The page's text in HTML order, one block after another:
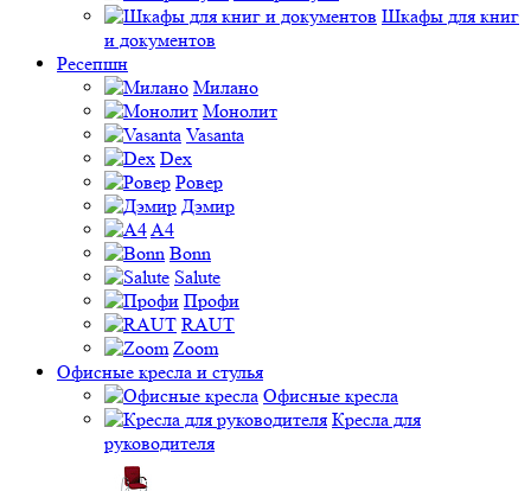
Шкафы для книг
и документов
Ресепшн
Милано
Монолит
Vasanta
Dex
Ровер
Дэмир
A4
Bonn
Salute
Профи
RAUT
Zoom
Офисные кресла и стулья
Офисные кресла
Кресла для
руководителя